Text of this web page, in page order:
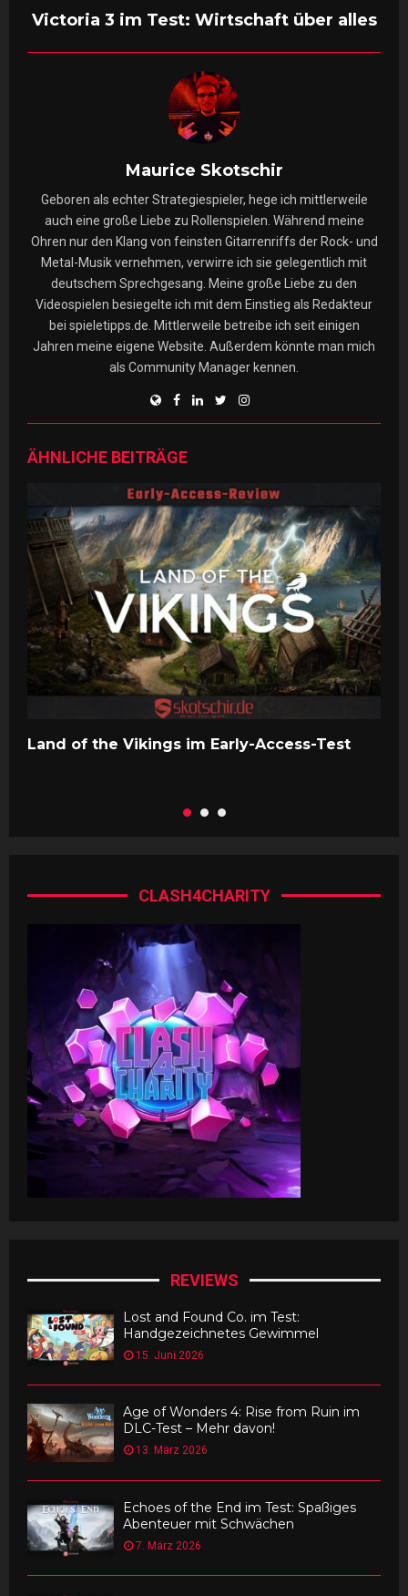
Victoria 3 im Test: Wirtschaft über alles
Maurice Skotschir
Geboren als echter Strategiespieler, hege ich mittlerweile
auch eine große Liebe zu Rollenspielen. Während meine
Ohren nur den Klang von feinsten Gitarrenriffs der Rock- und
Metal-Musik vernehmen, verwirre ich sie gelegentlich mit
deutschem Sprechgesang. Meine große Liebe zu den
Videospielen besiegelte ich mit dem Einstieg als Redakteur
bei spieletipps.de. Mittlerweile betreibe ich seit einigen
Jahren meine eigene Website. Außerdem könnte man mich
als Community Manager kennen.
ÄHNLICHE BEITRÄGE
Land of the Vikings im Early-Access-Test
CLASH4CHARITY
REVIEWS
Lost and Found Co. im Test:
Handgezeichnetes Gewimmel
15. Juni 2026
Age of Wonders 4: Rise from Ruin im
DLC-Test – Mehr davon!
13. März 2026
Echoes of the End im Test: Spaßiges
Abenteuer mit Schwächen
7. März 2026